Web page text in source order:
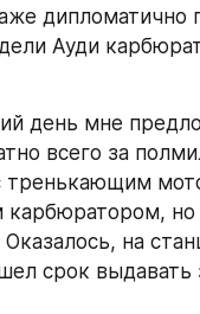
дипломатично
Ауди
день мне
всего за
тренькающим
но
на
срок выдавать